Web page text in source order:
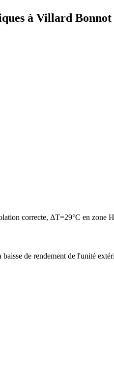
à Villard Bonnot
correcte, ΔT=29°C en zone
de rendement de l'unité